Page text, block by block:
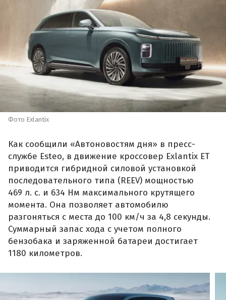
Фото Exlantix
Как сообщили «Автоновостям дня» в пресс-
службе Esteo, в движение кроссовер Exlantix ET
приводится гибридной силовой установкой
последовательного типа (REEV) мощностью
469 л. с. и 634 Нм максимального крутящего
момента. Она позволяет автомобилю
разгоняться с места до 100 км/ч за 4,8 секунды.
Суммарный запас хода с учетом полного
бензобака и заряженной батареи достигает
1180 километров.